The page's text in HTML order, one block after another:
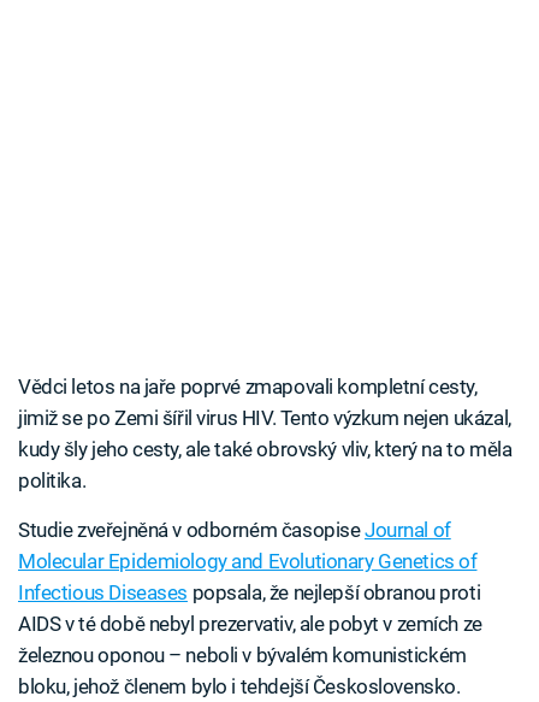
Vědci letos na jaře poprvé zmapovali kompletní cesty,
jimiž se po Zemi šířil virus HIV. Tento výzkum nejen ukázal,
kudy šly jeho cesty, ale také obrovský vliv, který na to měla
politika.
Studie zveřejněná v odborném časopiseJournal of
Molecular Epidemiology and Evolutionary Genetics of
Infectious Diseases popsala, že nejlepší obranou proti
AIDS v té době nebyl prezervativ, ale pobyt v zemích ze
železnou oponou – neboli v bývalém komunistickém
bloku, jehož členem bylo i tehdejší Československo.